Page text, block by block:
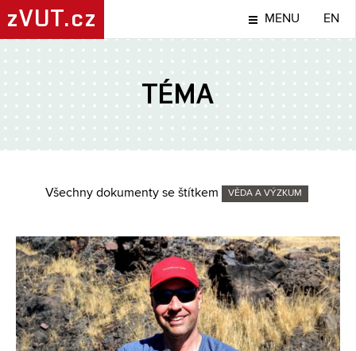
zVUT.cz MENU EN
TÉMA
Všechny dokumenty se štítkem VĚDA A VÝZKUM